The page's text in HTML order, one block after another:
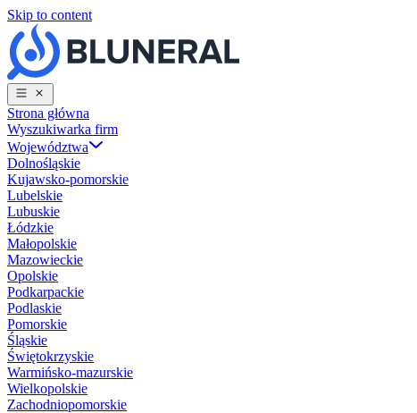
Skip to content
Strona główna
Wyszukiwarka firm
Województwa
Dolnośląskie
Kujawsko-pomorskie
Lubelskie
Lubuskie
Łódzkie
Małopolskie
Mazowieckie
Opolskie
Podkarpackie
Podlaskie
Pomorskie
Śląskie
Świętokrzyskie
Warmińsko-mazurskie
Wielkopolskie
Zachodniopomorskie